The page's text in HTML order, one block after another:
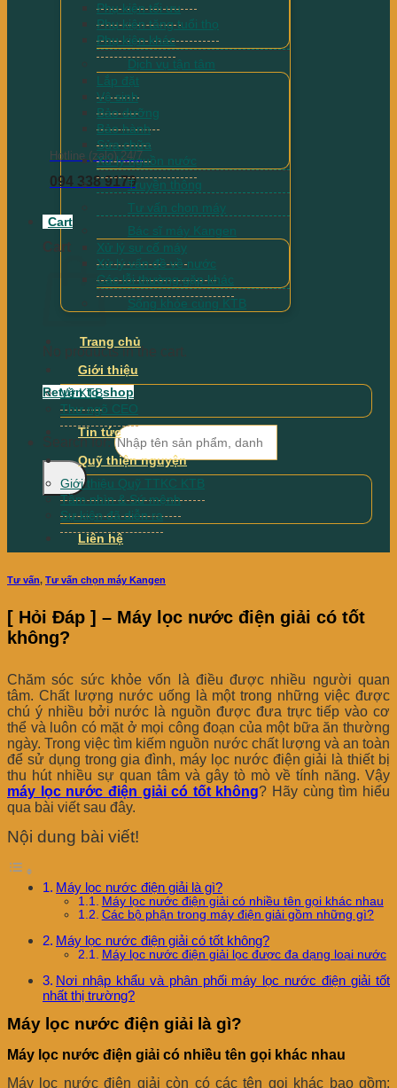
Hotline (zalo) 24/7
094 338 9179
Cart
Cart
No products in the cart.
Return to shop
Search for:
Phụ kiện tối ưu
Phụ kiện tăng tuổi thọ
Phụ kiện khác
Dịch vụ tận tâm
Lắp đặt
Vệ sinh
Bảo dưỡng
Bảo hành
Sửa chữa
Xử lý nguồn nước
Truyền thông
Tư vấn chọn máy
Bác sĩ máy Kangen
Xử lý sự cố máy
Xử lý vấn đề về nước
Các lỗi thường gặp khác
Sống khỏe cùng KTB
Trang chủ
Giới thiệu
Về KTB
Thư ngõ CEO
Tin tức
Quỹ thiện nguyện
Giới thiệu Quỹ TTKC KTB
Tầm nhìn & Sứ mệnh
Sự kiện đã diễn ra
Liên hệ
Tư vấn, Tư vấn chọn máy Kangen
[ Hỏi Đáp ] – Máy lọc nước điện giải có tốt
không?
Chăm sóc sức khỏe vốn là điều được nhiều người quan
tâm. Chất lượng nước uống là một trong những việc được
chú ý nhiều bởi nước là nguồn được đưa trực tiếp vào cơ
thể và luôn có mặt ở mọi công đoạn của một bữa ăn thường
ngày. Trong việc tìm kiếm nguồn nước chất lượng và an toàn
để sử dụng trong gia đình, máy lọc nước điện giải là thiết bị
thu hút nhiều sự quan tâm và gây tò mò về tính năng. Vậy
máy lọc nước điện giải có tốt không? Hãy cùng tìm hiểu
qua bài viết sau đây.
Nội dung bài viết!
Máy lọc nước điện giải là gì?
Máy lọc nước điện giải có nhiều tên gọi khác nhau
Các bộ phận trong máy điện giải gồm những gì?
Máy lọc nước điện giải có tốt không?
Máy lọc nước điện giải lọc được đa dạng loại nước
Nơi nhập khẩu và phân phối máy lọc nước điện giải tốt
nhất thị trường?
Máy lọc nước điện giải là gì?
Máy lọc nước điện giải có nhiều tên gọi khác nhau
Máy lọc nước điện giải còn có các tên gọi khác bao gồm: